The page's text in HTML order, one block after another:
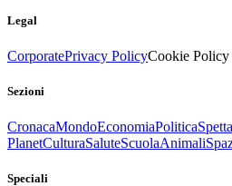
Legal
CorporatePrivacy PolicyCookie Policy
Sezioni
CronacaMondoEconomiaPolitica
PlanetCulturaSaluteScuolaAnimali
Speciali